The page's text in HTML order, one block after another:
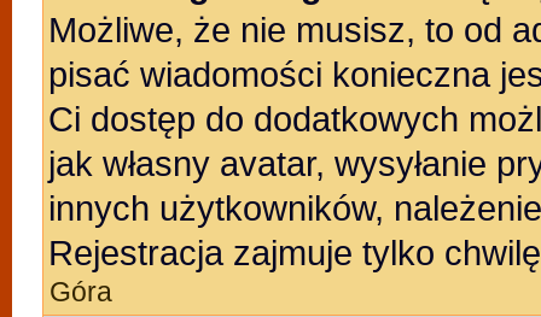
Możliwe, że nie musisz, to od
pisać wiadomości konieczna
Ci dostęp do dodatkowych
jak własny avatar, wysyłanie
innych użytkowników,
Rejestracja zajmuje tylko
Góra